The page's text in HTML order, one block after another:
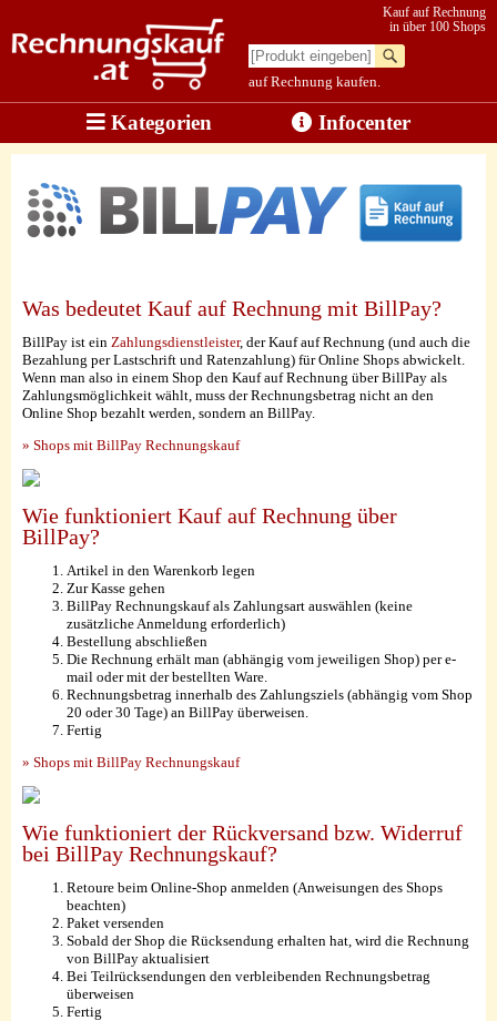
auf Rechnung kaufen.
Kauf auf Rechnung
in über 100 Shops
Kategorien Infocenter
Was bedeutet Kauf auf Rechnung mit BillPay?
BillPay ist ein Zahlungsdienstleister, der Kauf auf Rechnung (und auch die
Bezahlung per Lastschrift und Ratenzahlung) für Online Shops abwickelt.
Wenn man also in einem Shop den Kauf auf Rechnung über BillPay als
Zahlungsmöglichkeit wählt, muss der Rechnungsbetrag nicht an den
Online Shop bezahlt werden, sondern an BillPay.
» Shops mit BillPay Rechnungskauf
Wie funktioniert Kauf auf Rechnung über
BillPay?
Artikel in den Warenkorb legen
Zur Kasse gehen
BillPay Rechnungskauf als Zahlungsart auswählen (keine
zusätzliche Anmeldung erforderlich)
Bestellung abschließen
Die Rechnung erhält man (abhängig vom jeweiligen Shop) per e-
mail oder mit der bestellten Ware.
Rechnungsbetrag innerhalb des Zahlungsziels (abhängig vom Shop
20 oder 30 Tage) an BillPay überweisen.
Fertig
» Shops mit BillPay Rechnungskauf
Wie funktioniert der Rückversand bzw. Widerruf
bei BillPay Rechnungskauf?
Retoure beim Online-Shop anmelden (Anweisungen des Shops
beachten)
Paket versenden
Sobald der Shop die Rücksendung erhalten hat, wird die Rechnung
von BillPay aktualisiert
Bei Teilrücksendungen den verbleibenden Rechnungsbetrag
überweisen
Fertig